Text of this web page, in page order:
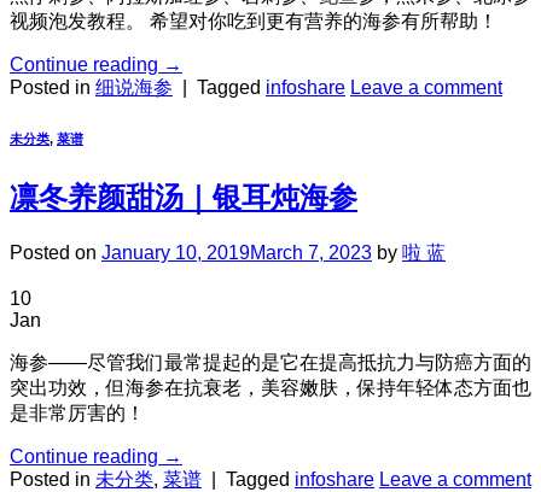
视频泡发教程。 希望对你吃到更有营养的海参有所帮助！
Continue reading →
Posted in 细说海参 Tagged infoshare Leave a comment
未分类, 菜谱
凛冬养颜甜汤｜银耳炖海参
Posted on January 10, 2019March 7, 2023 by 啦 蓝
10
Jan
海参——尽管我们最常提起的是它在提高抵抗力与防癌方面的
突出功效，但海参在抗衰老，美容嫩肤，保持年轻体态方面也
是非常厉害的！
Continue reading →
Posted in 未分类, 菜谱 Tagged infoshare Leave a comment